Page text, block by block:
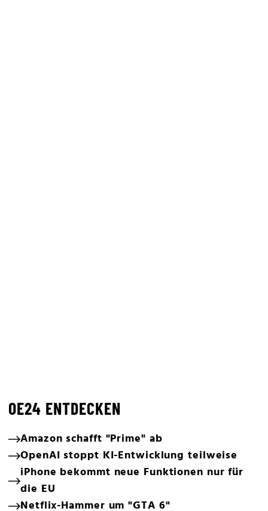
OE24 ENTDECKEN
Amazon schafft "Prime" ab
OpenAI stoppt KI-Entwicklung teilweise
iPhone bekommt neue Funktionen nur für
die EU
Netflix-Hammer um "GTA 6"